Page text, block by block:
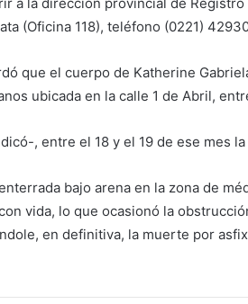
(Oficina 118), teléfono (0221)
que el cuerpo de Katherine
ubicada en la calle 1 de Abril,
, entre el 18 y el 19 de ese mes
bajo arena en la zona de
vida, lo que ocasionó la
en definitiva, la muerte por